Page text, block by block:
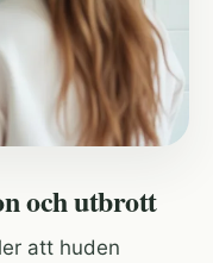
och utbrott
att huden